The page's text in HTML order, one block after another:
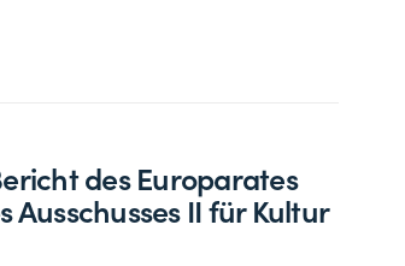
des Europarates
II für Kultur